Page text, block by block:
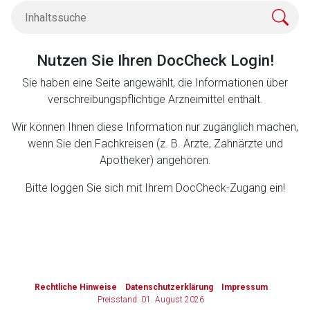
Nutzen Sie Ihren DocCheck Login!
Sie haben eine Seite angewählt, die Informationen über
verschreibungspflichtige Arzneimittel enthält.
Wir können Ihnen diese Information nur zugänglich machen,
wenn Sie den Fachkreisen (z. B. Ärzte, Zahnärzte und
Apotheker) angehören.
Bitte loggen Sie sich mit Ihrem DocCheck-Zugang ein!
Rechtliche Hinweise Datenschutzerklärung
Impressum
Preisstand: 01. August 2026